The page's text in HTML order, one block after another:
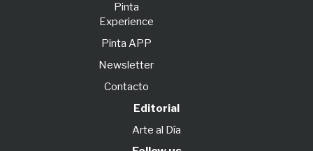
Pinta
Experience
Pinta APP
Newsletter
Contacto
Editorial
Arte al Día